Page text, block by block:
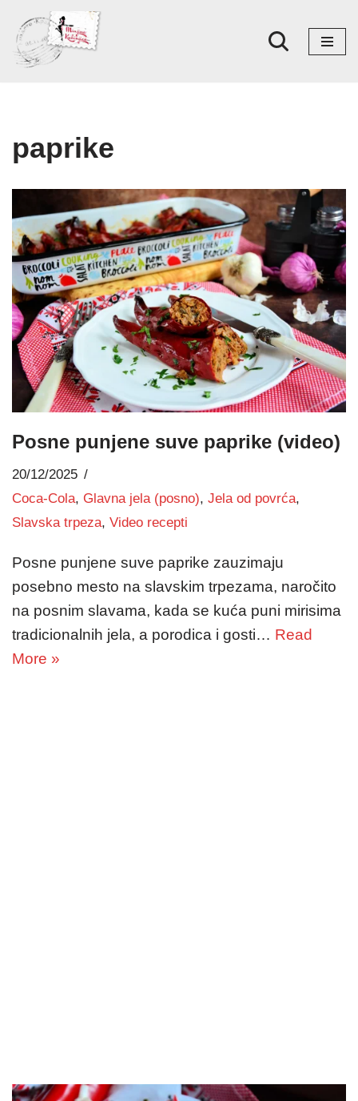
Skoči
na
paprike
Posne punjene suve paprike (video)
20/12/2025
Coca-Cola, Glavna jela (posno), Jela od povrća,
Slavska trpeza, Video recepti
Posne punjene suve paprike zauzimaju
posebno mesto na slavskim trpezama, naročito
na posnim slavama, kada se kuća puni mirisima
tradicionalnih jela, a porodica i gosti… Read
More »